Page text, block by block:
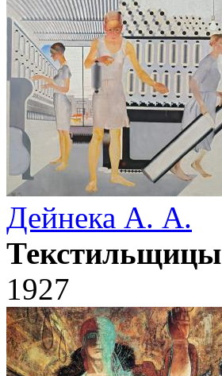
Дейнека А. А.
Текстильщицы
1927